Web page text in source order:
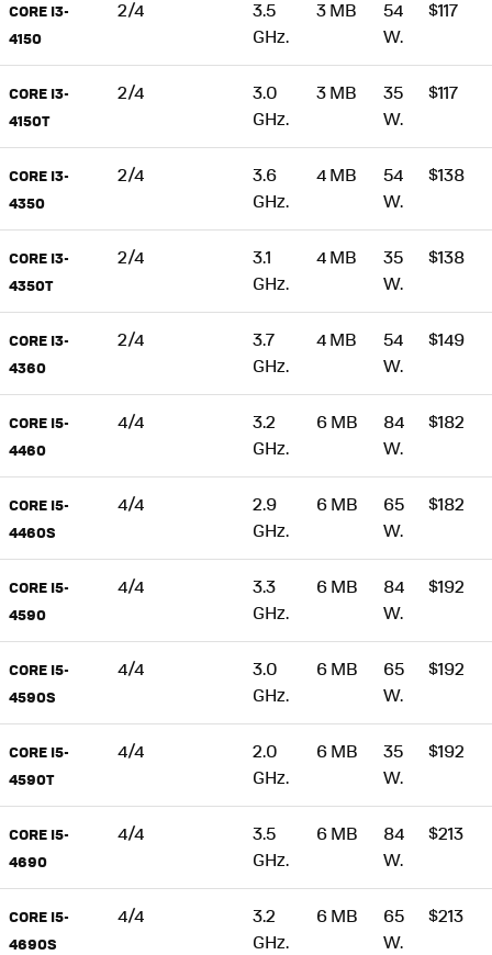
CORE I3-
4150
2/4
3.5
GHz.
3 MB
54
W.
$117
CORE I3-
4150T
2/4
3.0
GHz.
3 MB
35
W.
$117
CORE I3-
4350
2/4
3.6
GHz.
4 MB
54
W.
$138
CORE I3-
4350T
2/4
3.1
GHz.
4 MB
35
W.
$138
CORE I3-
4360
2/4
3.7
GHz.
4 MB
54
W.
$149
CORE I5-
4460
4/4
3.2
GHz.
6 MB
84
W.
$182
CORE I5-
4460S
4/4
2.9
GHz.
6 MB
65
W.
$182
CORE I5-
4590
4/4
3.3
GHz.
6 MB
84
W.
$192
CORE I5-
4590S
4/4
3.0
GHz.
6 MB
65
W.
$192
CORE I5-
4590T
4/4
2.0
GHz.
6 MB
35
W.
$192
CORE I5-
4690
4/4
3.5
GHz.
6 MB
84
W.
$213
CORE I5-
4690S
4/4
3.2
GHz.
6 MB
65
W.
$213